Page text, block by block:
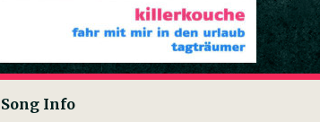
Song Info